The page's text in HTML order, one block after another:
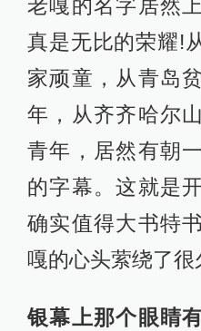
老嘎的名字居然
真是无比的荣耀!
家顽童，从青岛
年，从齐齐哈尔
青年，居然有朝
的字幕。这就是
确实值得大书特
嘎的心头萦绕了很
银幕上那个眼睛